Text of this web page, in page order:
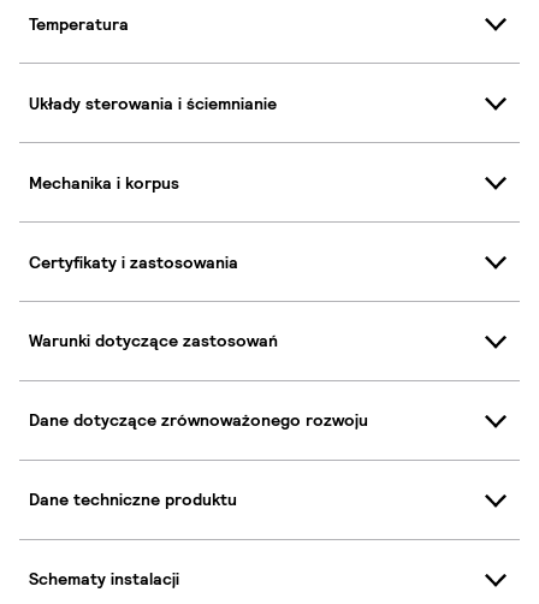
Temperatura
Układy sterowania i ściemnianie
Mechanika i korpus
Certyfikaty i zastosowania
Warunki dotyczące zastosowań
Dane dotyczące zrównoważonego rozwoju
Dane techniczne produktu
Schematy instalacji